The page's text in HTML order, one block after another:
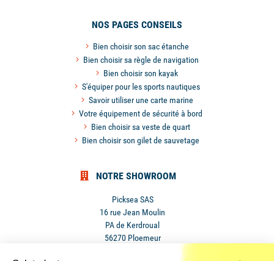
NOS PAGES CONSEILS
Bien choisir son sac étanche
Bien choisir sa règle de navigation
Bien choisir son kayak
S'équiper pour les sports nautiques
Savoir utiliser une carte marine
Votre équipement de sécurité à bord
Bien choisir sa veste de quart
Bien choisir son gilet de sauvetage
NOTRE SHOWROOM
Picksea SAS
16 rue Jean Moulin
PA de Kerdroual
56270 Ploemeur